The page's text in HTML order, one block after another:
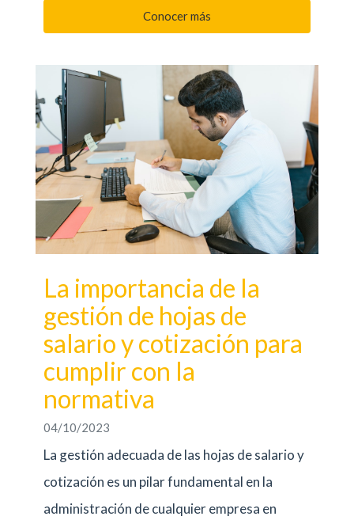
Conocer más
La importancia de la
gestión de hojas de
salario y cotización para
cumplir con la
normativa
04/10/2023
La gestión adecuada de las hojas de salario y
cotización es un pilar fundamental en la
administración de cualquier empresa en